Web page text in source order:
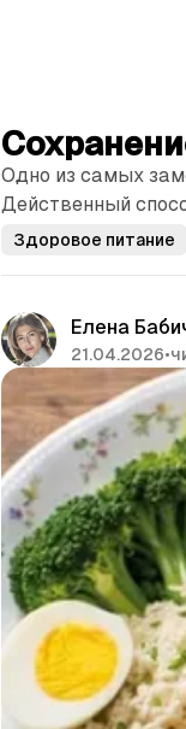
Одно из самых
Действенный
Здоровое питание
Елена
21.04.2026•